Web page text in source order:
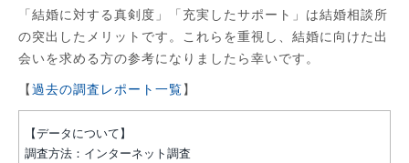
「結婚に対する真剣度」「充実したサポート」は結婚相談所
の突出したメリットです。これらを重視し、結婚に向けた出
会いを求める方の参考になりましたら幸いです。
【過去の調査レポート一覧】
【データについて】
調査方法：インターネット調査